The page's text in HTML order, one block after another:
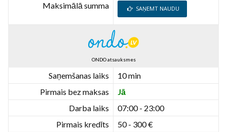
Maksimālā summa SAŅEMT NAUDU
ONDO atsauksmes
Saņemšanas laiks
10 min
Pirmais bez maksas
Jā
Darba laiks
07:00 - 23:00
Pirmais kredīts
50 - 300 €